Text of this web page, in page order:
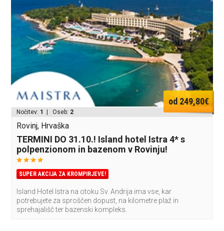
od 249,80€
Nočitev: 1 | Oseb: 2
Rovinj, Hrvaška
TERMINI DO 31.10.! Island hotel Istra 4* s
polpenzionom in bazenom v Rovinju!
SUPER AKCIJA ZA KROMPIRJEVE!
Island Hotel Istra na otoku Sv. Andrija ima vse, kar
potrebujete za sproščen dopust, na kilometre plaž in
sprehajališč ter bazenski kompleks.